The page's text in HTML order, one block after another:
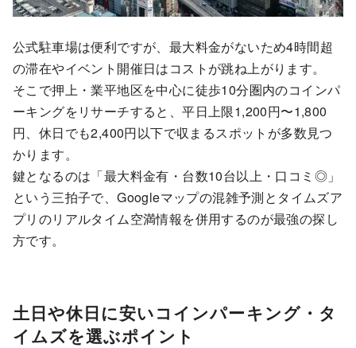
公式駐車場は便利ですが、最大料金がないため4時間超
の滞在やイベント開催日はコストが跳ね上がります。
そこで押上・業平地区を中心に徒歩10分圏内のコインパ
ーキングをリサーチすると、平日上限1,200円〜1,800
円、休日でも2,400円以下で収まるスポットが多数見つ
かります。
鍵となるのは「最大料金有・台数10台以上・口コミ◎」
という三拍子で、Googleマップの混雑予測とタイムズア
プリのリアルタイム空満情報を併用するのが最強の探し
方です。
土日や休日に安いコインパーキング・タ
イムズを選ぶポイント